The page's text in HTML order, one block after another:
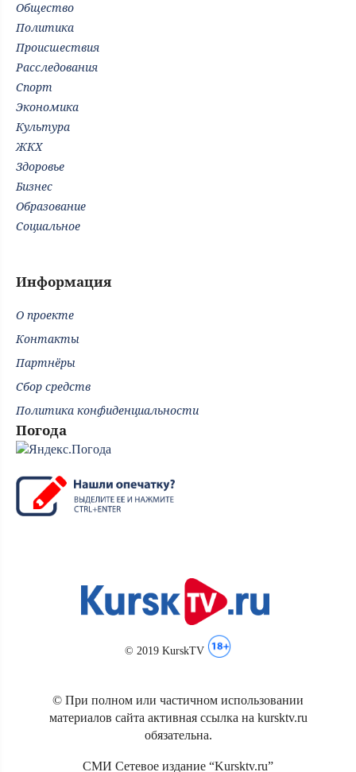
Общество
Политика
Происшествия
Расследования
Спорт
Экономика
Культура
ЖКХ
Здоровье
Бизнес
Образование
Социальное
Информация
О проекте
Контакты
Партнёры
Сбор средств
Политика конфиденциальности
Погода
© 2019 KurskTV
© При полном или частичном использовании
материалов сайта активная ссылка на kursktv.ru
обязательна.
СМИ Сетевое издание “Kursktv.ru”